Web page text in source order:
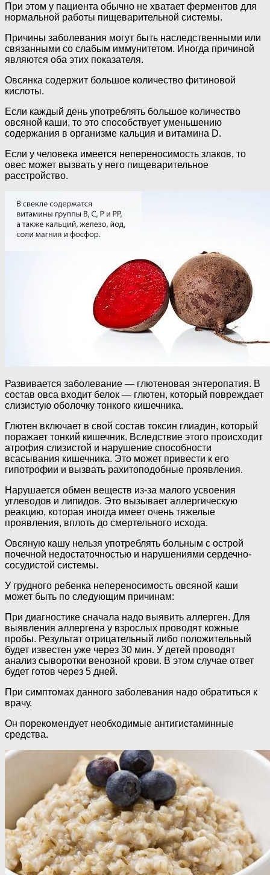
При этом у пациента обычно не хватает ферментов для
нормальной работы пищеварительной системы.
Причины заболевания могут быть наследственными или
связанными со слабым иммунитетом. Иногда причиной
являются оба этих показателя.
Овсянка содержит большое количество фитиновой
кислоты.
Если каждый день употреблять большое количество
овсяной каши, то это способствует уменьшению
содержания в организме кальция и витамина D.
Если у человека имеется непереносимость злаков, то
овес может вызвать у него пищеварительное
расстройство.
Развивается заболевание — глютеновая энтеропатия. В
состав овса входит белок — глютен, который повреждает
слизистую оболочку тонкого кишечника.
Глютен включает в свой состав токсин глиадин, который
поражает тонкий кишечник. Вследствие этого происходит
атрофия слизистой и нарушение способности
всасывания кишечника. Это может привести к его
гипотрофии и вызвать рахитоподобные проявления.
Нарушается обмен веществ из-за малого усвоения
углеводов и липидов. Это вызывает аллергическую
реакцию, которая иногда имеет очень тяжелые
проявления, вплоть до смертельного исхода.
Овсяную кашу нельзя употреблять больным с острой
почечной недостаточностью и нарушениями сердечно-
сосудистой системы.
У грудного ребенка непереносимость овсяной каши
может быть по следующим причинам:
При диагностике сначала надо выявить аллерген. Для
выявления аллергена у взрослых проводят кожные
пробы. Результат отрицательный либо положительный
будет известен уже через 30 мин. У детей проводят
анализ сыворотки венозной крови. В этом случае ответ
будет готов через 5 дней.
При симптомах данного заболевания надо обратиться к
врачу.
Он порекомендует необходимые антигистаминные
средства.